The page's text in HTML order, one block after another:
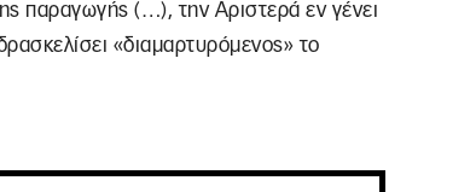
παραγωγής (…), την Αριστερά εν γένει
«διαμαρτυρόμενος» το